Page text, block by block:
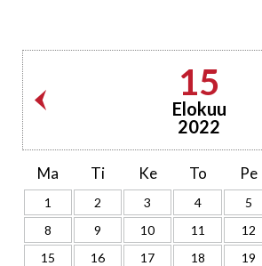
15
Elokuu
2022
Ma Ti Ke To Pe
1 2 3 4 5
8
9 10 11 12
15
16 17 18 19